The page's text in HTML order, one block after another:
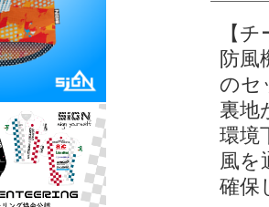
【
防風
のセ
裏地
環境
風を
確保